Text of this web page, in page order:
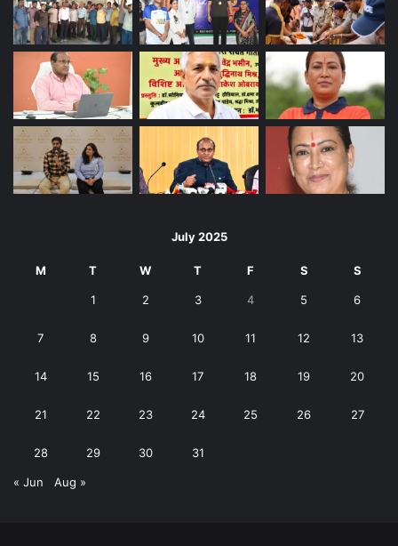
July 2025
M T W T F S S
1 2 3 4 5 6
7 8 9 10 11 12 13
14 15 16 17 18 19 20
21 22 23 24 25 26 27
28 29 30 31
« Jun Aug »